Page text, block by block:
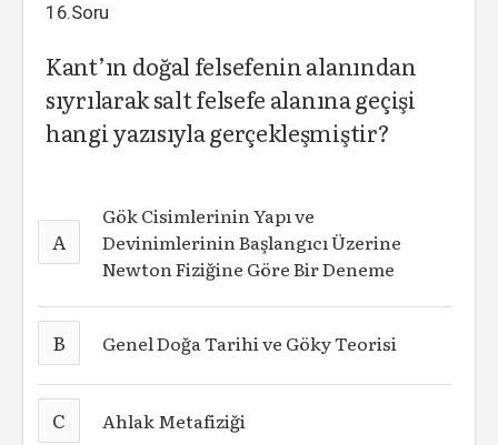
16.Soru
Kant’ın doğal felsefenin alanından
sıyrılarak salt felsefe alanına geçişi
hangi yazısıyla gerçekleşmiştir?
A
Gök Cisimlerinin Yapı ve
Devinimlerinin Başlangıcı Üzerine
Newton Fiziğine Göre Bir Deneme
B Genel Doğa Tarihi ve Göky Teorisi
C Ahlak Metafiziği